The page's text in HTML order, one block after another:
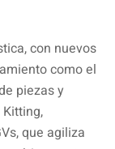
con nuevos
como el
piezas y
que agiliza